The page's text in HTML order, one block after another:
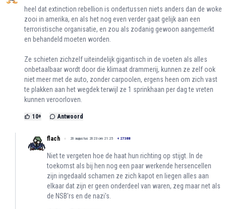
heel dat extinction rebellion is ondertussen niets anders dan de woke
zooi in amerika, en als het nog even verder gaat gelijk aan een
terroristische organisatie, en zou als zodanig gewoon aangemerkt
en behandeld moeten worden.
Ze schieten zichzelf uiteindelijk gigantisch in de voeten als alles
onbetaalbaar wordt door die klimaat drammerij, kunnen ze zelf ook
niet meer met de auto, zonder carpoolen, ergens heen om zich vast
te plakken aan het wegdek terwijl ze 1 sprinkhaan per dag te vreten
kunnen veroorloven.
10+ Antwoord
flach 20 augustus 2023 om 21:25 + 27388
Niet te vergeten hoe de haat hun richting op stijgt. In de
toekomst als bij hen nog een paar werkende hersencellen
zijn ingedaald schamen ze zich kapot en liegen alles aan
elkaar dat zijn er geen onderdeel van waren, zeg maar net als
de NSB'rs en de nazi's.